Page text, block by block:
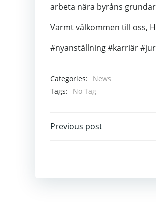
arbeta nära byråns
Varmt välkommen till oss,
#nyanställning #karriär
Categories:
News
Tags:
No Tag
Post
Previous post